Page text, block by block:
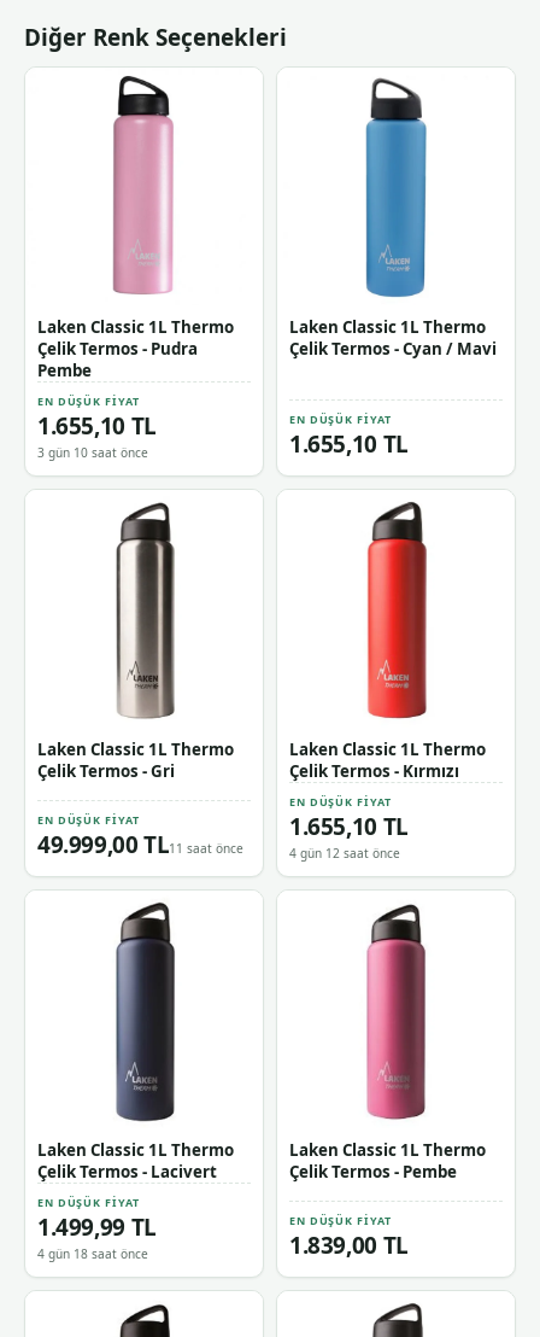
Diğer Renk Seçenekleri
Laken Classic 1L Thermo
Çelik Termos - Pudra
Pembe
EN DÜŞÜK FIYAT
1.655,10 TL
3 gün 10 saat önce
Laken Classic 1L Thermo
Çelik Termos - Cyan / Mavi
EN DÜŞÜK FIYAT
1.655,10 TL
Laken Classic 1L Thermo
Çelik Termos - Gri
EN DÜŞÜK FIYAT
49.999,00 TL11 saat önce
Laken Classic 1L Thermo
Çelik Termos - Kırmızı
EN DÜŞÜK FIYAT
1.655,10 TL
4 gün 12 saat önce
Laken Classic 1L Thermo
Çelik Termos - Lacivert
EN DÜŞÜK FIYAT
1.499,99 TL
4 gün 18 saat önce
Laken Classic 1L Thermo
Çelik Termos - Pembe
EN DÜŞÜK FIYAT
1.839,00 TL